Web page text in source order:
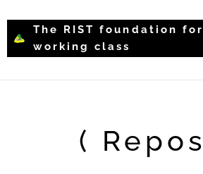
The RIST foundation for
working class
(